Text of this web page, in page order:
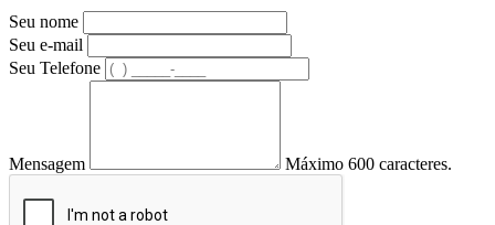
Seu nome
Seu e-mail
Seu Telefone
Mensagem Máximo 600 caracteres.